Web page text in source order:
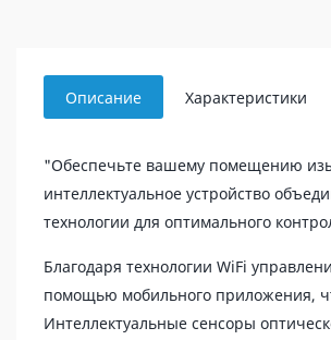
Описание Характеристики
"Обеспечьте вашему помещению
интеллектуальное устройство
технологии для оптимального
Благодаря технологии WiFi
помощью мобильного приложения,
Интеллектуальные сенсоры